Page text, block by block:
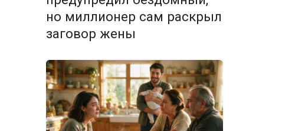
но миллионер сам раскрыл
заговор жены